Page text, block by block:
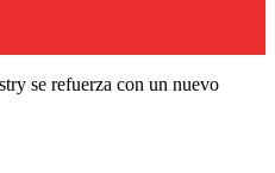
se refuerza con un nuevo